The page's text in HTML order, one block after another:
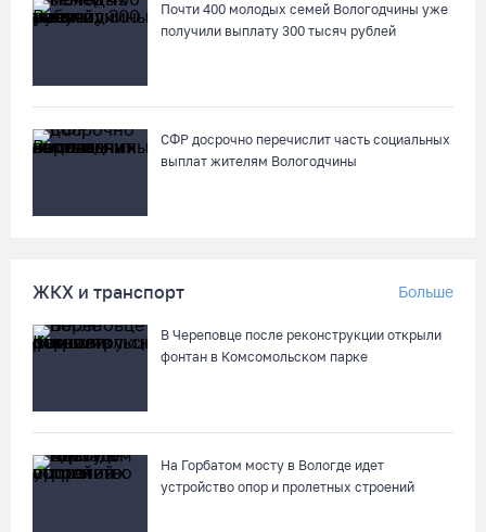
05.08.26 / 12:58
Нейросеть Kandinsky обучит роботов законам физики
Полицейские задержали двух вологжанок с килограммом
наркотиков
05.08.26 / 11:44
05.08.26 / 11:36
Почти 400 молодых семей Вологодчины уже
получили выплату 300 тысяч рублей
СФР досрочно перечислит часть социальных
выплат жителям Вологодчины
ЖКХ и транспорт Больше
В Череповце после реконструкции открыли
фонтан в Комсомольском парке
На Горбатом мосту в Вологде идет
устройство опор и пролетных строений